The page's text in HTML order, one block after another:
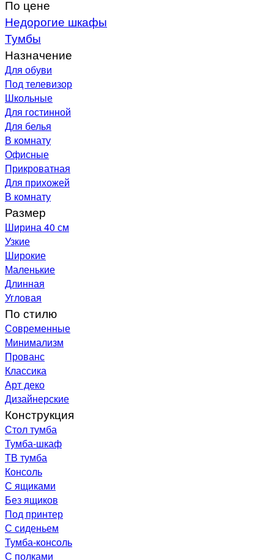
По цене
Недорогие шкафы
Тумбы
Назначение
Для обуви
Под телевизор
Школьные
Для гостинной
Для белья
В комнату
Офисные
Прикроватная
Для прихожей
В комнату
Размер
Ширина 40 см
Узкие
Широкие
Маленькие
Длинная
Угловая
По стилю
Современные
Минимализм
Прованс
Классика
Арт деко
Дизайнерские
Конструкция
Стол тумба
Тумба-шкаф
ТВ тумба
Консоль
С ящиками
Без ящиков
Под принтер
С сиденьем
Тумба-консоль
С полками